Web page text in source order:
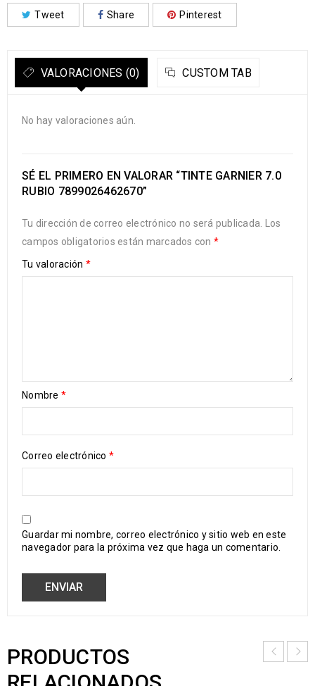
Tweet Share Pinterest
VALORACIONES (0) CUSTOM TAB
No hay valoraciones aún.
SÉ EL PRIMERO EN VALORAR “TINTE GARNIER 7.0
RUBIO 7899026462670”
Tu dirección de correo electrónico no será publicada.
Los
campos obligatorios están marcados con *
Tu valoración *
Nombre *
Correo electrónico *
Guardar mi nombre, correo electrónico y sitio web en este
navegador para la próxima vez que haga un comentario.
PRODUCTOS